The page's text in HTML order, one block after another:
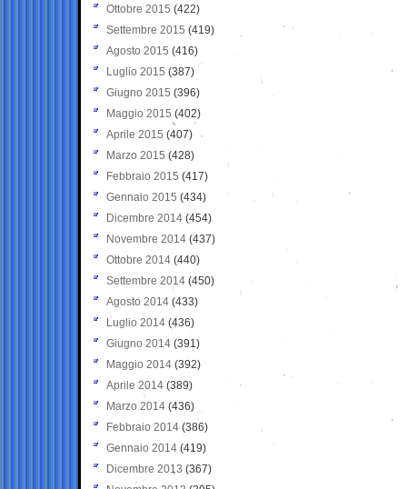
Ottobre 2015 (422)
Settembre 2015 (419)
Agosto 2015 (416)
Luglio 2015 (387)
Giugno 2015 (396)
Maggio 2015 (402)
Aprile 2015 (407)
Marzo 2015 (428)
Febbraio 2015 (417)
Gennaio 2015 (434)
Dicembre 2014 (454)
Novembre 2014 (437)
Ottobre 2014 (440)
Settembre 2014 (450)
Agosto 2014 (433)
Luglio 2014 (436)
Giugno 2014 (391)
Maggio 2014 (392)
Aprile 2014 (389)
Marzo 2014 (436)
Febbraio 2014 (386)
Gennaio 2014 (419)
Dicembre 2013 (367)